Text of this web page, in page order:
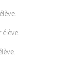
élève.